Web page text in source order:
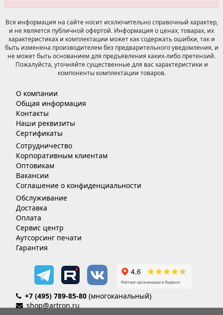
Вся информация на сайте носит исключительно справочный характер,
и не является публичной офертой. Информация о ценах, товарах, их
характеристиках и комплектации может как содержать ошибки, так и
быть изменена производителем без предварительного уведомления, и
не может быть основанием для предъявления каких-либо претензий.
Пожалуйста, уточняйте существенные для вас характеристики и
компоненты комплектации товаров.
О компании
Общая информация
Контакты
Наши реквизиты
Сертификаты
Сотрудничество
Корпоративным клиентам
Оптовикам
Вакансии
Соглашение о конфиденциальности
Обслуживание
Доставка
Оплата
Сервис центр
Аутсорсинг печати
Гарантия
+7 (495) 789-85-80 (многоканальный)
shop@artron.ru